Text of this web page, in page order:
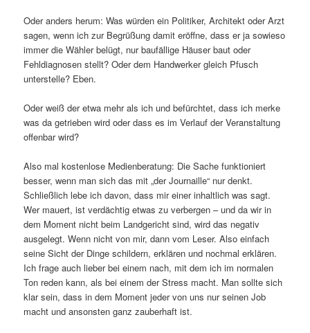
Oder anders herum: Was würden ein Politiker, Architekt oder Arzt
sagen, wenn ich zur Begrüßung damit eröffne, dass er ja sowieso
immer die Wähler belügt, nur baufällige Häuser baut oder
Fehldiagnosen stellt? Oder dem Handwerker gleich Pfusch
unterstelle? Eben.
Oder weiß der etwa mehr als ich und befürchtet, dass ich merke
was da getrieben wird oder dass es im Verlauf der Veranstaltung
offenbar wird?
Also mal kostenlose Medienberatung: Die Sache funktioniert
besser, wenn man sich das mit „der Journaille“ nur denkt.
Schließlich lebe ich davon, dass mir einer inhaltlich was sagt.
Wer mauert, ist verdächtig etwas zu verbergen – und da wir in
dem Moment nicht beim Landgericht sind, wird das negativ
ausgelegt. Wenn nicht von mir, dann vom Leser. Also einfach
seine Sicht der Dinge schildern, erklären und nochmal erklären.
Ich frage auch lieber bei einem nach, mit dem ich im normalen
Ton reden kann, als bei einem der Stress macht. Man sollte sich
klar sein, dass in dem Moment jeder von uns nur seinen Job
macht und ansonsten ganz zauberhaft ist.